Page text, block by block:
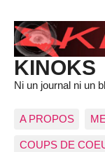
KINOKS
Ni un journal ni un
A PROPOS
COUPS DE